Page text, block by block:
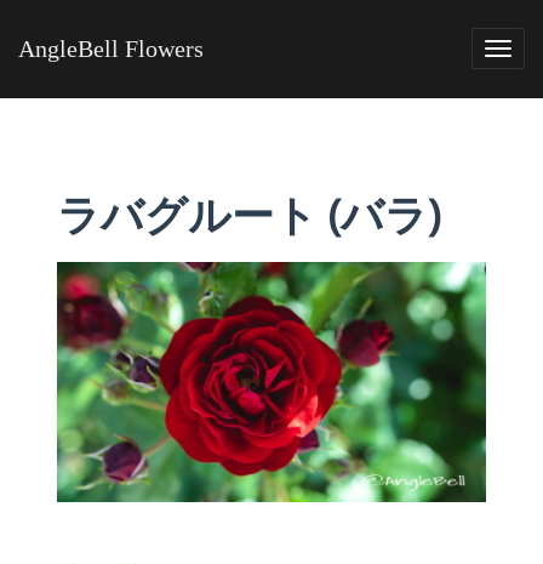
AngleBell Flowers
ラバグルート (バラ)